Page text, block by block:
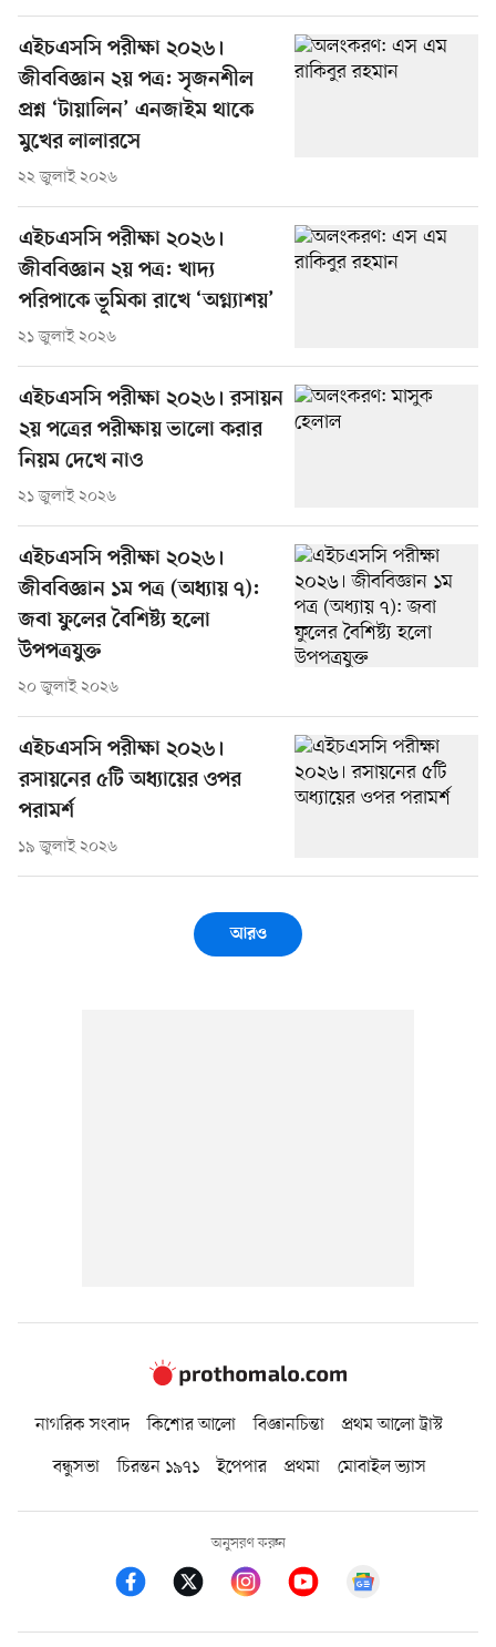
এইচএসসি পরীক্ষা ২০২৬।
জীববিজ্ঞান ২য় পত্র: সৃজনশীল
প্রশ্ন ‘টায়ালিন’ এনজাইম থাকে
মুখের লালারসে
২২ জুলাই ২০২৬
এইচএসসি পরীক্ষা ২০২৬।
জীববিজ্ঞান ২য় পত্র: খাদ্য
পরিপাকে ভূমিকা রাখে ‘অগ্ন্যাশয়’
২১ জুলাই ২০২৬
এইচএসসি পরীক্ষা ২০২৬। রসায়ন
২য় পত্রের পরীক্ষায় ভালো করার
নিয়ম দেখে নাও
২১ জুলাই ২০২৬
এইচএসসি পরীক্ষা ২০২৬।
জীববিজ্ঞান ১ম পত্র (অধ্যায় ৭):
জবা ফুলের বৈশিষ্ট্য হলো
উপপত্রযুক্ত
২০ জুলাই ২০২৬
এইচএসসি পরীক্ষা ২০২৬।
রসায়নের ৫টি অধ্যায়ের ওপর
পরামর্শ
১৯ জুলাই ২০২৬
আরও
নাগরিক সংবাদ কিশোর আলো বিজ্ঞানচিন্তা
প্রথম আলো ট্রাস্ট
বন্ধুসভা
চিরন্তন ১৯৭১ ইপেপার প্রথমা মোবাইল ভ্যাস
অনুসরণ করুন